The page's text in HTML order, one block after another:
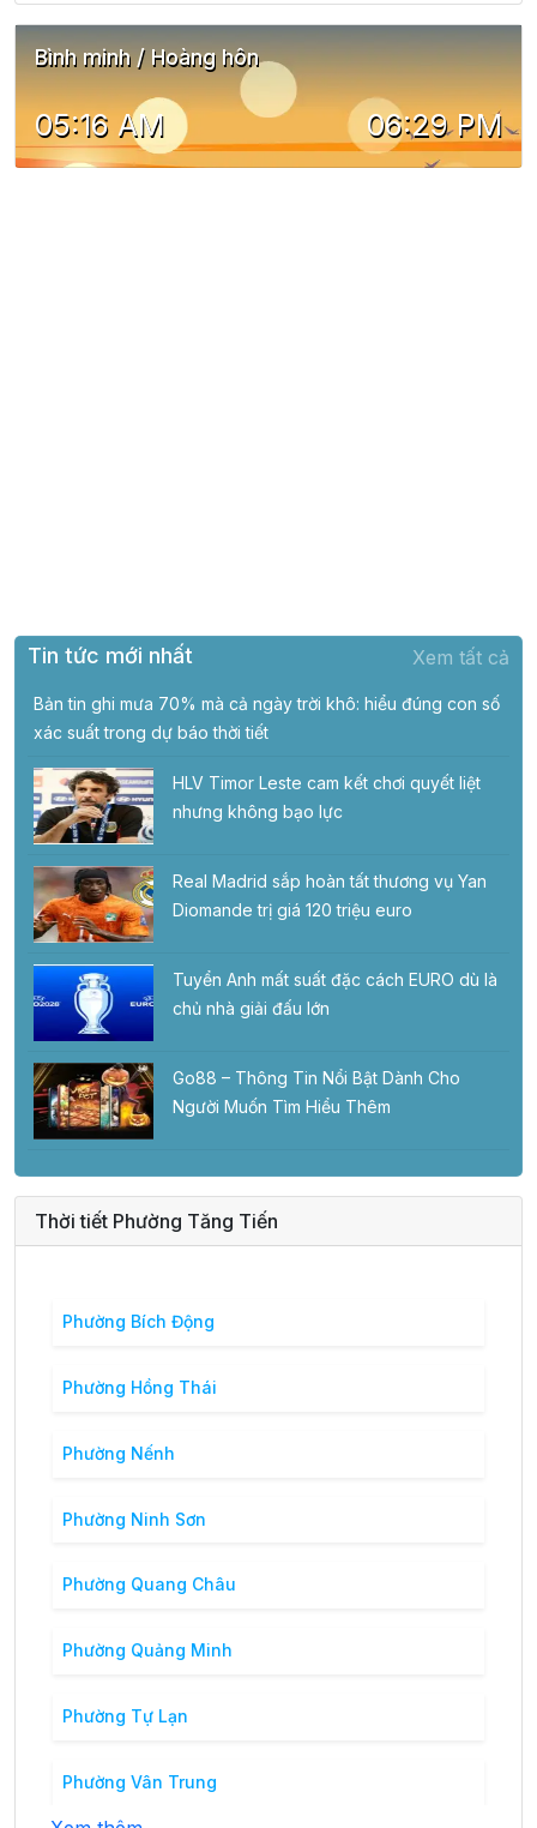
Bình minh / Hoàng hôn
05:16 AM 06:29 PM
Tin tức mới nhất Xem tất cả
Bản tin ghi mưa 70% mà cả ngày trời khô: hiểu đúng con số
xác suất trong dự báo thời tiết
HLV Timor Leste cam kết chơi quyết liệt
nhưng không bạo lực
Real Madrid sắp hoàn tất thương vụ Yan
Diomande trị giá 120 triệu euro
Tuyển Anh mất suất đặc cách EURO dù là
chủ nhà giải đấu lớn
Go88 – Thông Tin Nổi Bật Dành Cho
Người Muốn Tìm Hiểu Thêm
Thời tiết Phường Tăng Tiến
Phường Bích Động
Phường Hồng Thái
Phường Nếnh
Phường Ninh Sơn
Phường Quang Châu
Phường Quảng Minh
Phường Tự Lạn
Phường Vân Trung